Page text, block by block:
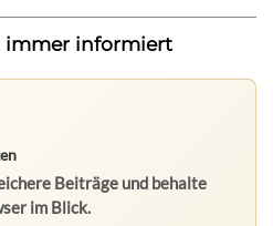
immer informiert
Beiträge und behalte
im Blick.